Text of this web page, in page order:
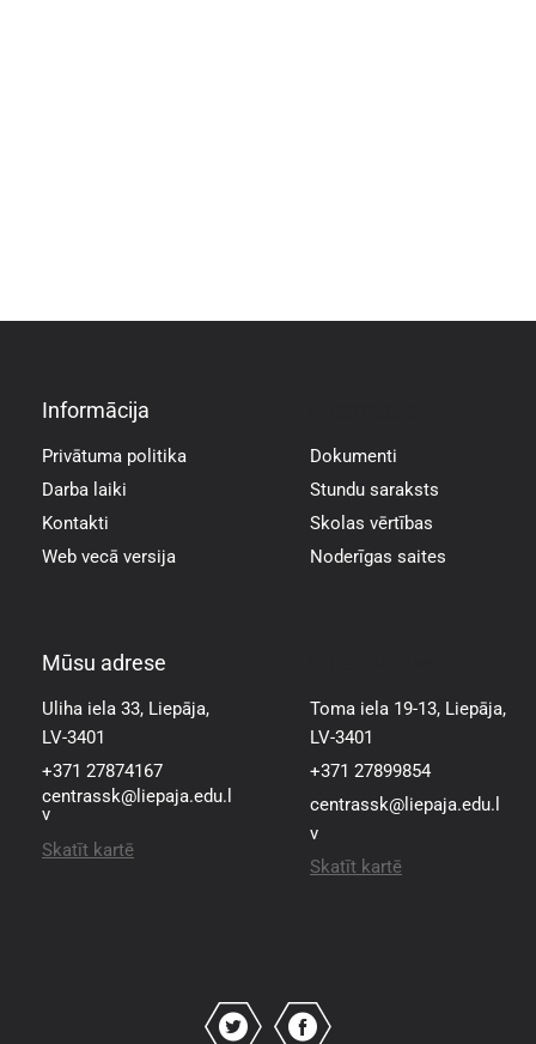
Informācija
Privātuma politika
Darba laiki
Kontakti
Web vecā versija
Dokumenti
Stundu saraksts
Skolas vērtības
Noderīgas saites
Mūsu adrese
Uliha iela 33, Liepāja,
LV-3401
+371 27874167
centrassk@liepaja.edu.l
v
Skatīt kartē
Toma iela 19-13, Liepāja,
LV-3401
+371 27899854
centrassk@liepaja.edu.l
v
Skatīt kartē